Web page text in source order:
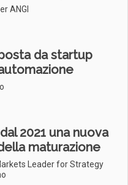
ANGI
da startup
2021 una nuova
maturazione
Leader for Strategy